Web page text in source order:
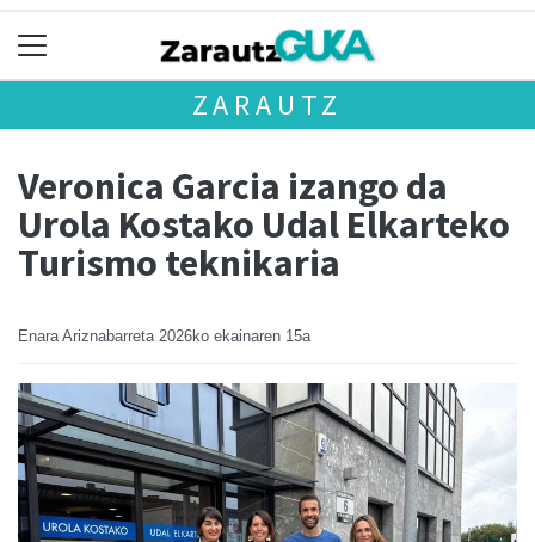
ZARAUTZ
Veronica Garcia izango da
Urola Kostako Udal Elkarteko
Turismo teknikaria
Enara Ariznabarreta 2026ko ekainaren 15a